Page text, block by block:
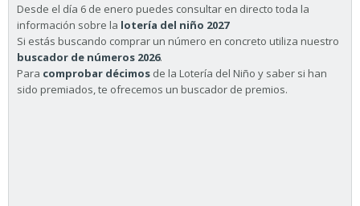
Desde el día 6 de enero puedes consultar en directo toda la
información sobre la lotería del niño 2027
Si estás buscando comprar un número en concreto utiliza nuestro
buscador de números 2026.
Para comprobar décimos de la Lotería del Niño y saber si han
sido premiados, te ofrecemos un buscador de premios.